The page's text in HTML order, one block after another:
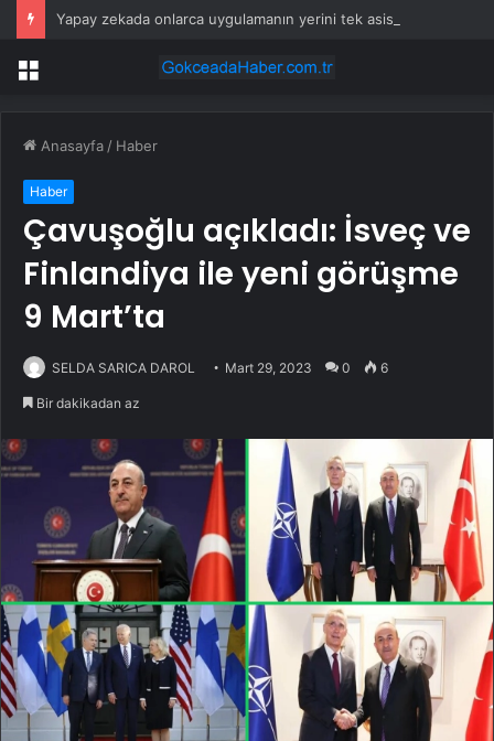
Menü
Anasayfa / Haber
Haber
Çavuşoğlu açıkladı: İsveç ve
Finlandiya ile yeni görüşme
9 Mart’ta
SELDA SARICA DAROL Mart 29, 2023 0 6
Bir dakikadan az